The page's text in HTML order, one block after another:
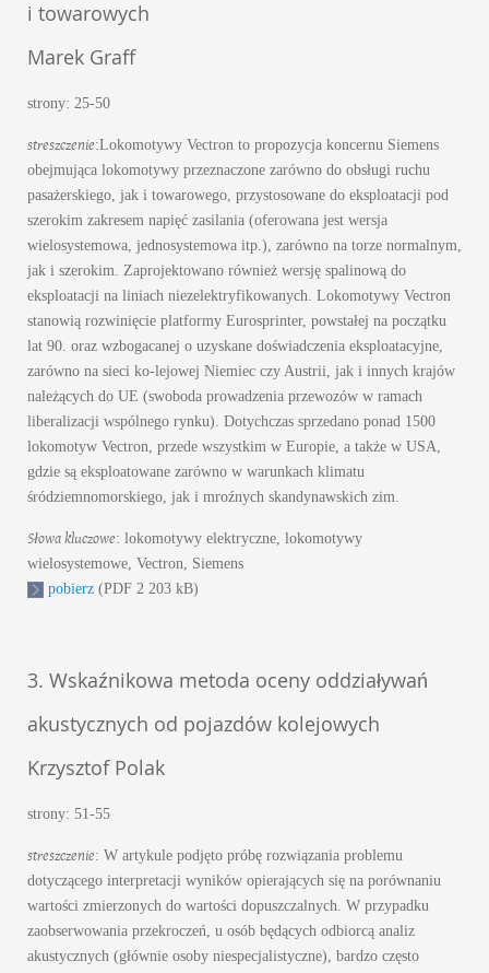
i towarowych
Marek Graff
strony: 25-50
streszczenie:Lokomotywy Vectron to propozycja koncernu Siemens
obejmująca lokomotywy przeznaczone zarówno do obsługi ruchu
pasażerskiego, jak i towarowego, przystosowane do eksploatacji pod
szerokim zakresem napięć zasilania (oferowana jest wersja
wielosystemowa, jednosystemowa itp.), zarówno na torze normalnym,
jak i szerokim. Zaprojektowano również wersję spalinową do
eksploatacji na liniach niezelektryfikowanych. Lokomotywy Vectron
stanowią rozwinięcie platformy Eurosprinter, powstałej na początku
lat 90. oraz wzbogacanej o uzyskane doświadczenia eksploatacyjne,
zarówno na sieci ko-lejowej Niemiec czy Austrii, jak i innych krajów
należących do UE (swoboda prowadzenia przewozów w ramach
liberalizacji wspólnego rynku). Dotychczas sprzedano ponad 1500
lokomotyw Vectron, przede wszystkim w Europie, a także w USA,
gdzie są eksploatowane zarówno w warunkach klimatu
śródziemnomorskiego, jak i mroźnych skandynawskich zim.
Słowa kluczowe: lokomotywy elektryczne, lokomotywy
wielosystemowe, Vectron, Siemens
pobierz (PDF 2 203 kB)
3. Wskaźnikowa metoda oceny oddziaływań
akustycznych od pojazdów kolejowych
Krzysztof Polak
strony: 51-55
streszczenie: W artykule podjęto próbę rozwiązania problemu
dotyczącego interpretacji wyników opierających się na porównaniu
wartości zmierzonych do wartości dopuszczalnych. W przypadku
zaobserwowania przekroczeń, u osób będących odbiorcą analiz
akustycznych (głównie osoby niespecjalistyczne), bardzo często